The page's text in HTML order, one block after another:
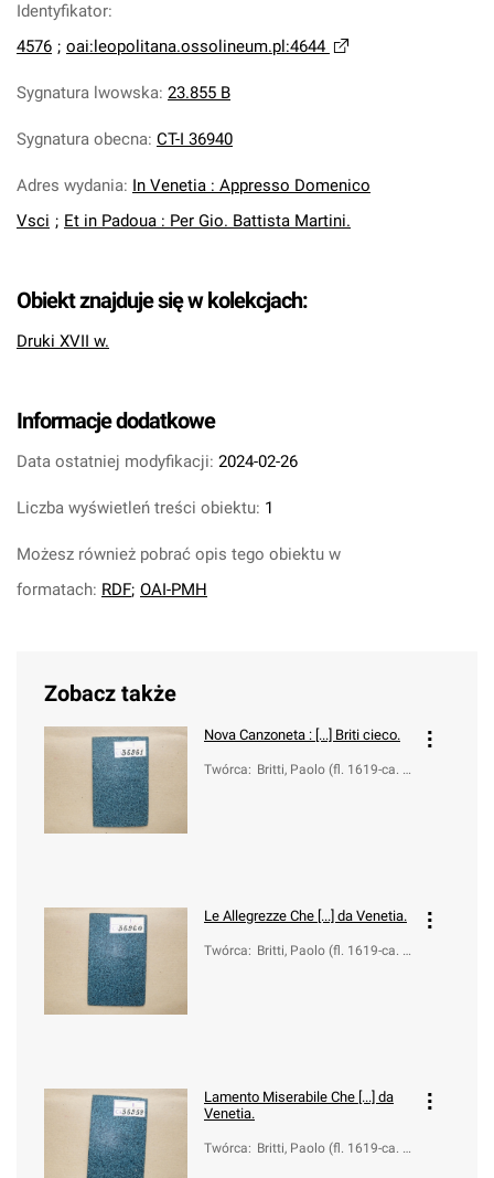
Identyfikator:
4576 ; oai:leopolitana.ossolineum.pl:4644
Sygnatura lwowska: 23.855 B
Sygnatura obecna: CT-I 36940
Adres wydania: In Venetia : Appresso Domenico
Vsci ; Et in Padoua : Per Gio. Battista Martini.
Obiekt znajduje się w kolekcjach:
Druki XVII w.
Informacje dodatkowe
Data ostatniej modyfikacji: 2024-02-26
Liczba wyświetleń treści obiektu: 1
Możesz również pobrać opis tego obiektu w
formatach: RDF; OAI-PMH
Zobacz także
Nova Canzoneta : [...] Briti cieco.
Twórca: Britti, Paolo (fl. 1619-ca. 1
Le Allegrezze Che [...] da Venetia.
Twórca: Britti, Paolo (fl. 1619-ca. 1
Lamento Miserabile Che [...] da
Venetia.
Twórca: Britti, Paolo (fl. 1619-ca. 1